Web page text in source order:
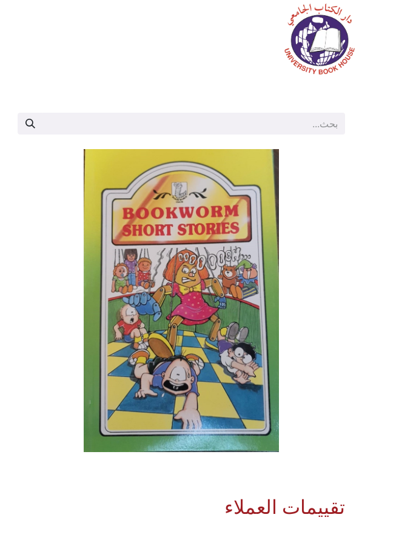
تقييمات العملاء